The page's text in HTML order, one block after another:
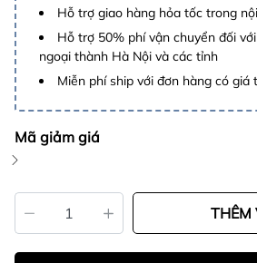
Hỗ trợ giao hàng hỏa tốc trong
Hỗ trợ 50% phí vận chuyển đối
ngoại thành Hà Nội và các tỉnh
Miễn phí ship với đơn hàng có giá
Mã giảm giá
THÊM